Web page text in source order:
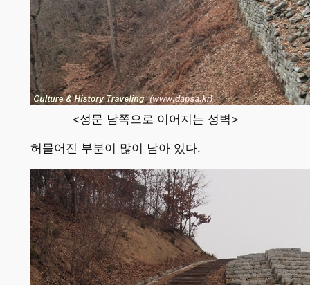
<성문 남쪽으로 이어지는 성벽>
허물어진 부분이 많이 남아 있다.